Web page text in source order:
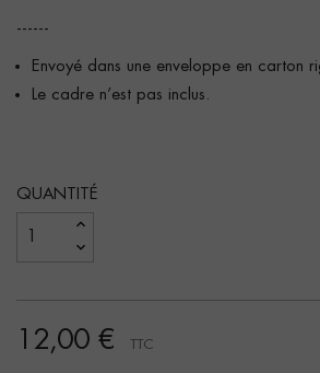
------
Envoyé dans une enveloppe en carton
Le cadre n’est pas inclus.
QUANTITÉ
12,00 € TTC